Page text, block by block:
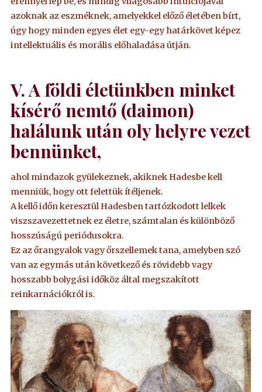
azoknak az eszméknek, amelyekkel előző életében bírt,
úgy hogy minden egyes élet egy-egy határkövet képez
intellektuális és morális előhaladása útján.
V. A földi életünkben minket
kísérő nemtő (daimon)
halálunk után oly helyre vezet
bennünket,
ahol mindazok gyülekeznek, akiknek Hadesbe kell
menniük, hogy ott felettük ítéljenek.
A kellő időn keresztül Hadesben tartózkodott lelkek
viszszavezettetnek ez életre, számtalan és különböző
hosszúságú periódusokra.
Ez az őrangyalok vagy őrszellemek tana, amelyben szó
van az egymás után következő és rövidebb vagy
hosszabb bolygási időköz által megszakított
reinkarnációkról is.